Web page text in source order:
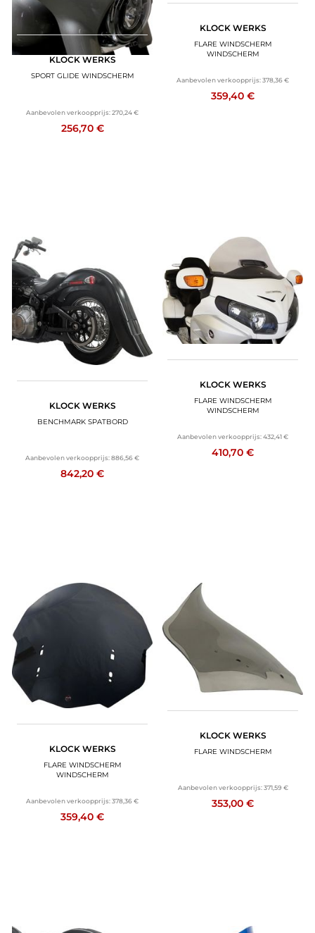
KLOCK WERKS
SPORT GLIDE WINDSCHERM
Aanbevolen verkoopprijs:270,24 €
256,70 €
KLOCK WERKS
FLARE WINDSCHERM
WINDSCHERM
Aanbevolen verkoopprijs:378,36 €
359,40 €
KLOCK WERKS
BENCHMARK SPATBORD
Aanbevolen verkoopprijs:886,56 €
842,20 €
KLOCK WERKS
FLARE WINDSCHERM
WINDSCHERM
Aanbevolen verkoopprijs:432,41 €
410,70 €
KLOCK WERKS
FLARE WINDSCHERM
WINDSCHERM
Aanbevolen verkoopprijs:378,36 €
359,40 €
KLOCK WERKS
FLARE WINDSCHERM
Aanbevolen verkoopprijs: 371,59 €
353,00 €